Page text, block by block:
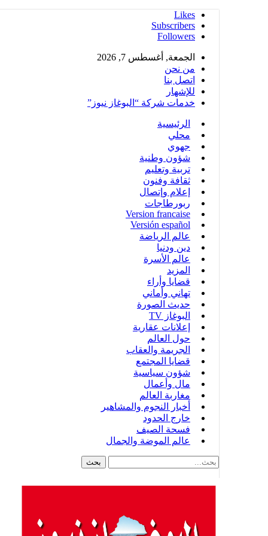
Likes
Subscribers
Followers
الجمعة, أغسطس 7, 2026
من نحن
اتصل بنا
للإشهار
خدمات شركة “البوغاز نيوز”
الرئيسية
محلي
جهوي
شؤون وطنية
تربية وتعليم
ثقافة وفنون
إعلام وإتصال
ربورطاجات
Version francaise
Versión español
عالم الرياضة
دين ودنيا
عالم الأسرة
المزيد
قضايا وأراء
تهاني وأماني
حديث الصورة
البوغاز TV
إعلانات عقارية
حول العالم
الجريمة والعقاب
قضايا المجتمع
شؤون سياسية
مال وأعمال
مغاربة العالم
أخبار النجوم والمشاهير
خارج الحدود
فسحة الصيف
عالم الموضة والجمال